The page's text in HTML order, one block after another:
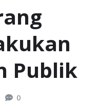
Publik
0